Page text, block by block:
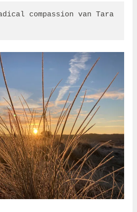
compassion van Tara